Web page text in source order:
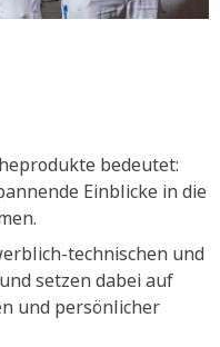
bedeutet:
Einblicke in die
technischen und
setzen dabei auf
und persönlicher